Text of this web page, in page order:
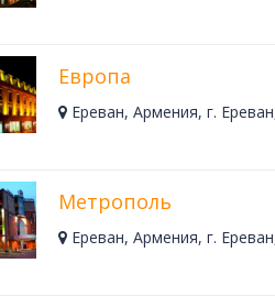
Европа
Ереван, Армения, г.
Метрополь
Ереван, Армения, г.